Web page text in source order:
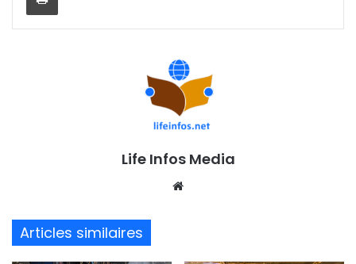
Life Infos Media
Articles similaires